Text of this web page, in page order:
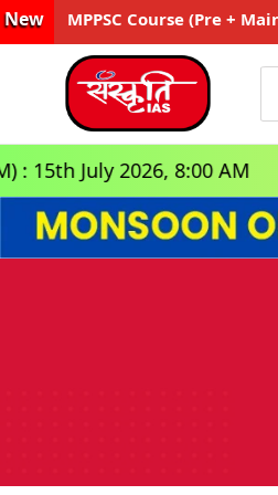
New MPPSC Course (Pre +
2026, 8:00 AM